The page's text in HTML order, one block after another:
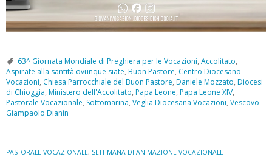
63^ Giornata Mondiale di Preghiera per le Vocazioni, Accolitato,
Aspirate alla santità ovunque siate, Buon Pastore, Centro Diocesano
Vocazioni, Chiesa Parrocchiale del Buon Pastore, Daniele Mozzato, Diocesi
di Chioggia, Ministero dell'Accolitato, Papa Leone, Papa Leone XIV,
Pastorale Vocazionale, Sottomarina, Veglia Diocesana Vocazioni, Vescovo
Giampaolo Dianin
PASTORALE VOCAZIONALE, SETTIMANA DI ANIMAZIONE VOCAZIONALE